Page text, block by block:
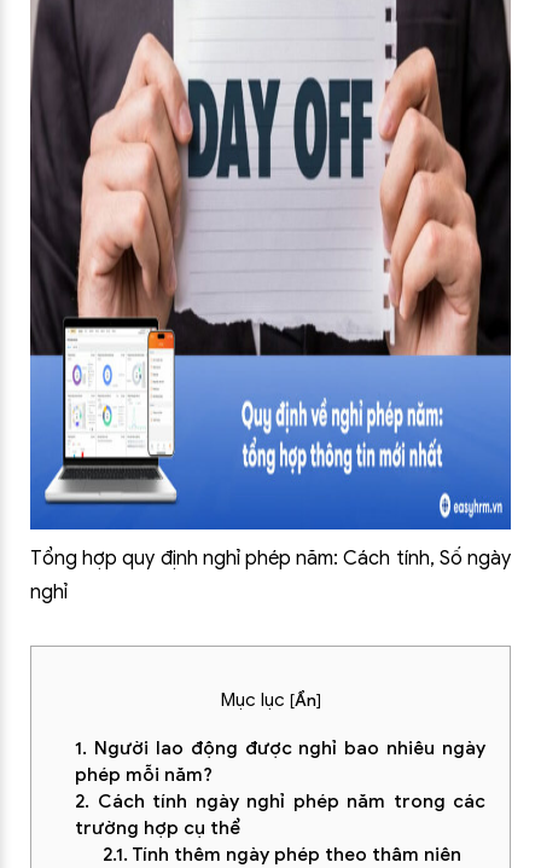
Tổng hợp quy định nghỉ phép năm: Cách tính, Số ngày
nghỉ
Mục lục [Ẩn]
1. Người lao động được nghỉ bao nhiêu ngày
phép mỗi năm?
2. Cách tính ngày nghỉ phép năm trong các
trường hợp cụ thể
2.1. Tính thêm ngày phép theo thâm niên